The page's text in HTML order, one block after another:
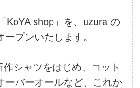
KoYA shop」を、uzura の
ープンいたします。
シャツをはじめ、コット
ーバーオールなど、これか